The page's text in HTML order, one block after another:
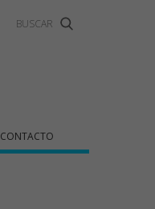
CONTACTO